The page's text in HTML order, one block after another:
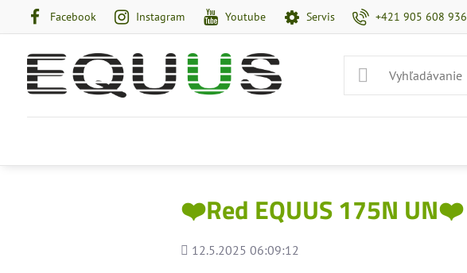
Facebook Instagram Youtube Servis +421 905 608 936
❤️Red EQUUS 175N UN❤️
Pridané
12.5.2025 06:09:12